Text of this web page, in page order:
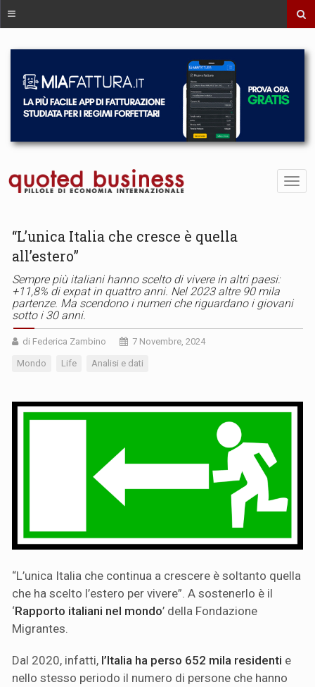
“L’unica Italia che cresce è quella
all’estero”
Sempre più italiani hanno scelto di vivere in altri paesi:
+11,8% di expat in quattro anni. Nel 2023 altre 90 mila
partenze. Ma scendono i numeri che riguardano i giovani
sotto i 30 anni.
di Federica Zambino 7 Novembre, 2024
Mondo Life Analisi e dati
“L’unica Italia che continua a crescere è soltanto quella
che ha scelto l’estero per vivere”. A sostenerlo è il
‘Rapporto italiani nel mondo’ della Fondazione
Migrantes.
Dal 2020, infatti, l’Italia ha perso 652 mila residenti e
nello stesso periodo il numero di persone che hanno